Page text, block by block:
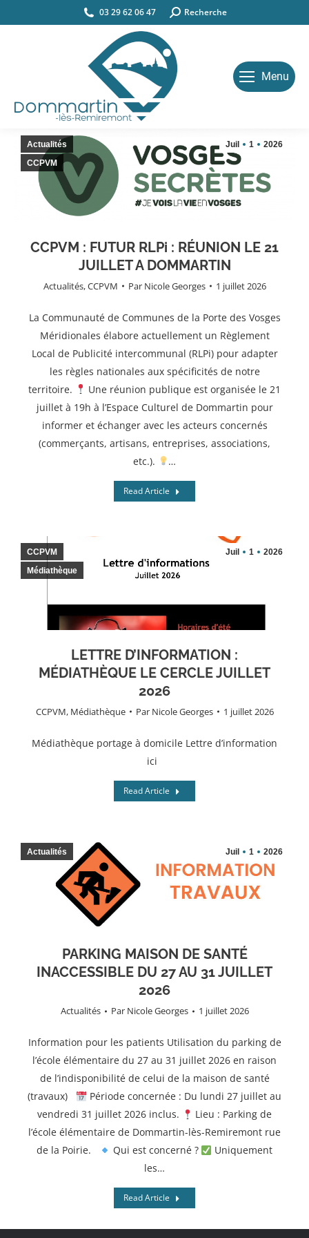
03 29 62 06 47 Search:Recherche
Menu
CCPVM : FUTUR RLPi : RÉUNION LE 21
JUILLET A DOMMARTIN
Actualités,CCPVM Par Nicole Georges 1 juillet 2026
Juil 1 2026
Actualités
CCPVM
La Communauté de Communes de la Porte des Vosges
Méridionales élabore actuellement un Règlement
Local de Publicité intercommunal (RLPi) pour adapter
les règles nationales aux spécificités de notre
territoire.
Une réunion publique est organisée le 21
juillet à 19h à l’Espace Culturel de Dommartin pour
informer et échanger avec les acteurs concernés
(commerçants, artisans, entreprises, associations,
etc.).
…
Read Article
LETTRE D’INFORMATION :
MÉDIATHÈQUE LE CERCLE JUILLET
2026
CCPVM, Médiathèque Par Nicole Georges 1 juillet 2026
Juil 1 2026
CCPVM
Médiathèque
Médiathèque portage à domicile Lettre d’information
ici
Read Article
PARKING MAISON DE SANTÉ
INACCESSIBLE DU 27 AU 31 JUILLET
2026
Actualités Par Nicole Georges 1 juillet 2026
Juil 1 2026
Actualités
Information pour les patients Utilisation du parking de
l’école élémentaire du 27 au 31 juillet 2026 en raison
de l’indisponibilité de celui de la maison de santé
(travaux)
Période concernée : Du lundi 27 juillet au
vendredi 31 juillet 2026 inclus.
Lieu : Parking de
l’école élémentaire de Dommartin-lès-Remiremont rue
de la Poirie.
Qui est concerné ?
Uniquement
les…
Read Article